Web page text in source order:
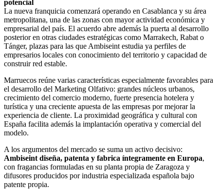
potencial
La nueva franquicia comenzará operando en Casablanca y su área
metropolitana, una de las zonas con mayor actividad económica y
empresarial del país. El acuerdo abre además la puerta al desarrollo
posterior en otras ciudades estratégicas como Marrakech, Rabat o
Tánger, plazas para las que Ambiseint estudia ya perfiles de
empresarios locales con conocimiento del territorio y capacidad de
construir red estable.
Marruecos reúne varias características especialmente favorables para
el desarrollo del Marketing Olfativo: grandes núcleos urbanos,
crecimiento del comercio moderno, fuerte presencia hotelera y
turística y una creciente apuesta de las empresas por mejorar la
experiencia de cliente. La proximidad geográfica y cultural con
España facilita además la implantación operativa y comercial del
modelo.
A los argumentos del mercado se suma un activo decisivo:
Ambiseint diseña, patenta y fabrica íntegramente en Europa,
con fragancias formuladas en su planta propia de Zaragoza y
difusores producidos por industria especializada española bajo
patente propia.